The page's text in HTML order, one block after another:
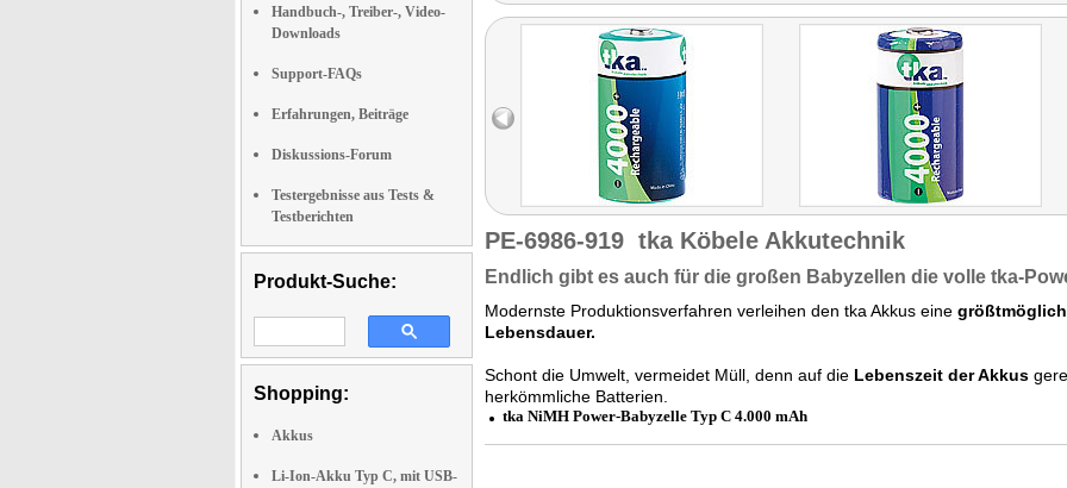
Handbuch-, Treiber-, Video-
Downloads
Support-FAQs
Erfahrungen, Beiträge
Diskussions-Forum
Testergebnisse aus Tests &
Testberichten
Produkt-Suche:
Shopping:
Akkus
Li-Ion-Akku Typ C, mit USB-
PE-6986-919 tka Köbele Akkutechnik
Endlich gibt es auch für die großen Babyzellen die volle tka-
Modernste Produktionsverfahren verleihen den tka Akkus eine
Lebensdauer.
Schont die Umwelt, vermeidet Müll, denn auf die Lebenszeit der Akkus
herkömmliche Batterien.
tka NiMH Power-Babyzelle Typ C 4.000 mAh